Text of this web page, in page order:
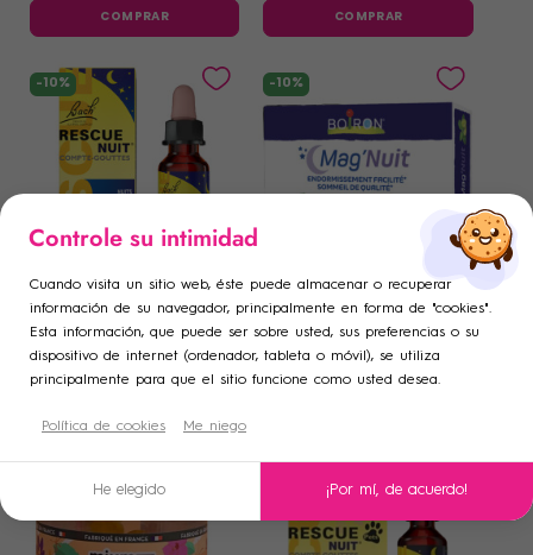
COMPRAR COMPRAR
-10%
FLEURS DE BACH RESCUE
Rescue Bach Gotero de
Noche 20ml
17 ,11 €
15,40 €
-10%
BOIRON
Boiron Mag'Nuit 30 cápsulas
8,78 €
7,90 €
Añadir a la lista de deseos ×
add_circle_outline Crear una nueva lista
((modalTitle)) ×
Crear lista de deseos ×
Nombre de la lista de deseos
Cancelar Crear lista de deseos
Iniciar sesión ×
Debe iniciar sesión para guardar productos en su lista de
deseos.
Cancelar Iniciar sesión
Controle su intimidad
Cuando visita un sitio web, éste puede almacenar o recuperar
información de su navegador, principalmente en forma de "cookies".
Esta información, que puede ser sobre usted, sus preferencias o su
dispositivo de internet (ordenador, tableta o móvil), se utiliza
principalmente para que el sitio funcione como usted desea.
Política de cookies Me niego
He elegido ¡Por mí, de acuerdo!